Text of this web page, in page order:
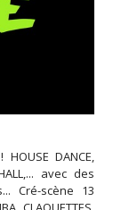
DANCE,
avec des
Cré-scène 13